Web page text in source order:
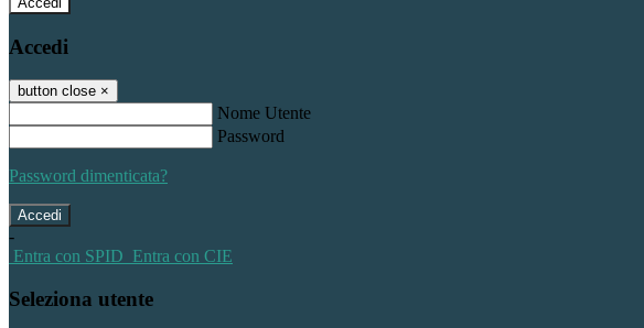
Accedi
button close ×
Nome Utente
Password
Password dimenticata?
-
Entra con SPID Entra con CIE
Seleziona utente